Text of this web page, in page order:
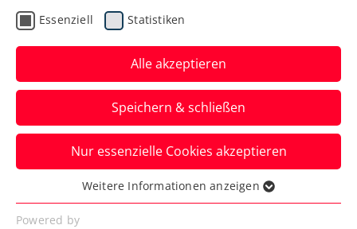
Wimbledon: Ofner droht
frühes Duell mit
Titelverteidiger Alcaraz
Österreichs Topspieler eröffnet beim
Grand-Slam-Turnier in London zunächst
gegen Aleksandar Vukic.
Verfasst von: Manuel Wachta, 28.06.2024
Essenziell Statistiken
Alle akzeptieren
Speichern & schließen
Nur essenzielle Cookies akzeptieren
Essenziell
Essenzielle Cookies werden für grundlegende
Weitere Informationen anzeigen
Powered by